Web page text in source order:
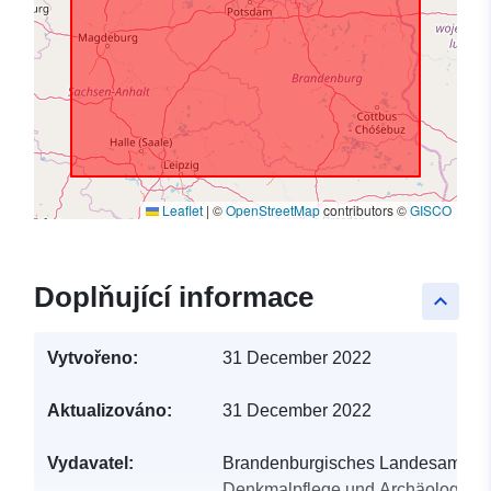
Leaflet | ©OpenStreetMapcontributors ©GISCO
keyboard_arrow_up
Doplňující informace
Vytvořeno: 31 December 2022
Aktualizováno: 31 December 2022
Vydavatel:
Brandenburgisches Landesamt für